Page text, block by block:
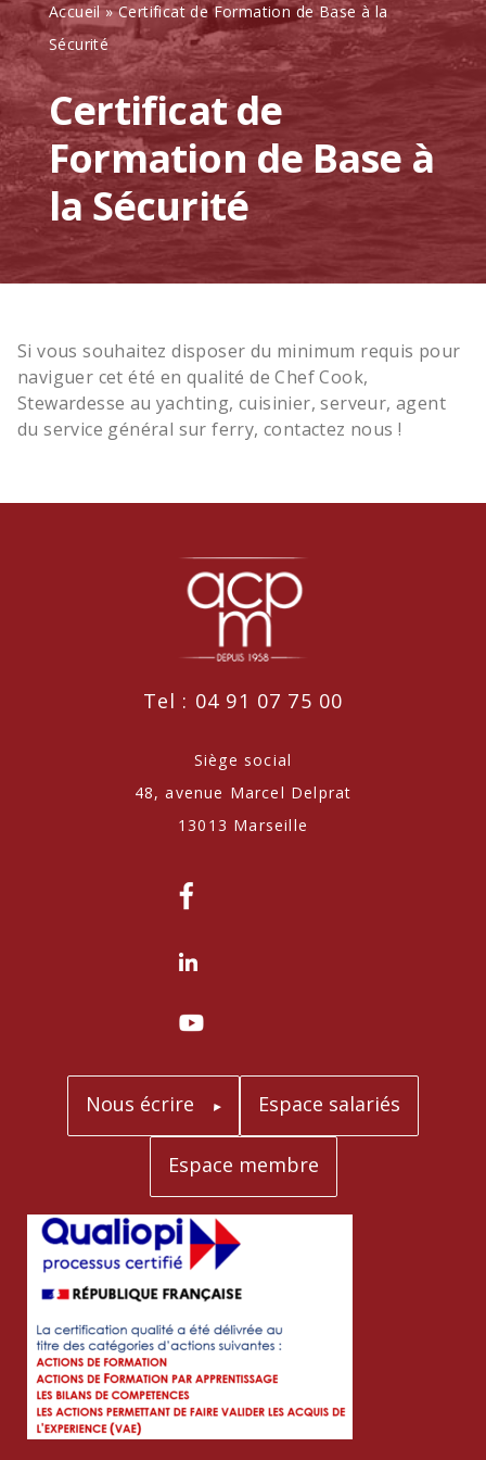
Accueil»Certificat de Formation de Base à la
Sécurité
Certificat de
Formation de Base à
la Sécurité
Si vous souhaitez disposer du minimum requis pour
naviguer cet été en qualité de Chef Cook,
Stewardesse au yachting, cuisinier, serveur, agent
du service général sur ferry, contactez nous !
Tel : 04 91 07 75 00
Siège social
48, avenue Marcel Delprat
13013 Marseille
Nous écrire Espace salariés
Espace membre